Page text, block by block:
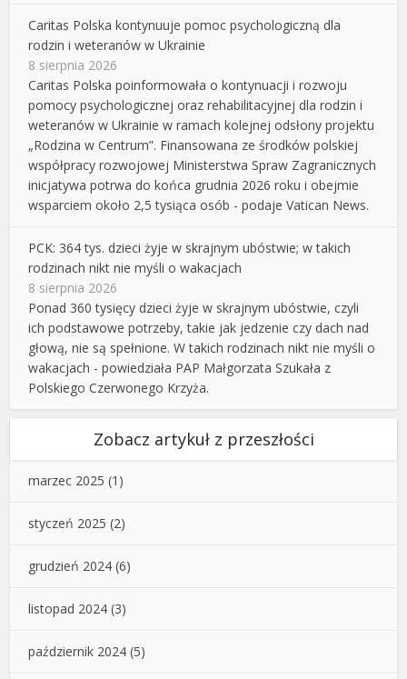
Caritas Polska kontynuuje pomoc psychologiczną dla
rodzin i weteranów w Ukrainie
8 sierpnia 2026
Caritas Polska poinformowała o kontynuacji i rozwoju
pomocy psychologicznej oraz rehabilitacyjnej dla rodzin i
weteranów w Ukrainie w ramach kolejnej odsłony projektu
„Rodzina w Centrum”. Finansowana ze środków polskiej
współpracy rozwojowej Ministerstwa Spraw Zagranicznych
inicjatywa potrwa do końca grudnia 2026 roku i obejmie
wsparciem około 2,5 tysiąca osób - podaje Vatican News.
PCK: 364 tys. dzieci żyje w skrajnym ubóstwie; w takich
rodzinach nikt nie myśli o wakacjach
8 sierpnia 2026
Ponad 360 tysięcy dzieci żyje w skrajnym ubóstwie, czyli
ich podstawowe potrzeby, takie jak jedzenie czy dach nad
głową, nie są spełnione. W takich rodzinach nikt nie myśli o
wakacjach - powiedziała PAP Małgorzata Szukała z
Polskiego Czerwonego Krzyża.
Zobacz artykuł z przeszłości
marzec 2025 (1)
styczeń 2025 (2)
grudzień 2024 (6)
listopad 2024 (3)
październik 2024 (5)